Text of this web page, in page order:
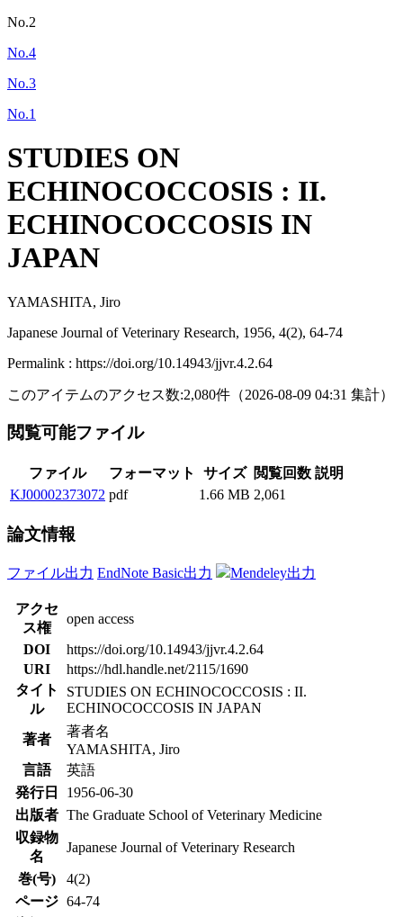
No.2
No.4
No.3
No.1
STUDIES ON
ECHINOCOCCOSIS : II.
ECHINOCOCCOSIS IN
JAPAN
YAMASHITA, Jiro
Japanese Journal of Veterinary Research, 1956, 4(2), 64-74
Permalink : https://doi.org/10.14943/jjvr.4.2.64
このアイテムのアクセス数:2,080件 （2026-08-09 04:31 集計）
閲覧可能ファイル
ファイル フォーマット サイズ 閲覧回数 説明
KJ00002373072 pdf 1.66 MB 2,061
論文情報
ファイル出力 EndNote Basic出力 Mendeley出力
アクセ
ス権
open access
DOI
https://doi.org/10.14943/jjvr.4.2.64
URI
https://hdl.handle.net/2115/1690
タイト
ル
STUDIES ON ECHINOCOCCOSIS : II.
ECHINOCOCCOSIS IN JAPAN
著者
著者名
YAMASHITA, Jiro
言語
英語
発行日
1956-06-30
出版者 The Graduate School of Veterinary Medicine
収録物
名
Japanese Journal of Veterinary Research
巻(号)
4(2)
ページ 64-74